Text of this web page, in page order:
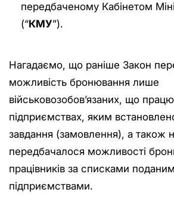
передбаченому Кабінетом
(“КМУ”).
Нагадаємо, що раніше Закон
можливість бронювання лише
військовозобов’язаних, що
підприємствах, яким встановлено
завдання (замовлення), а також
передбачалося можливості
працівників за списками
підприємствами.